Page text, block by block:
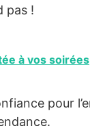
pas !
à vos soirées
pour